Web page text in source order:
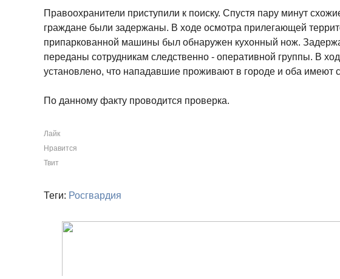
Правоохранители приступили к поиску. Спустя пару минут
граждане были задержаны. В ходе осмотра прилегающей
припаркованной машины был обнаружен кухонный нож.
переданы сотрудникам следственно - оперативной группы. В
установлено, что нападавшие проживают в городе и оба имеют
По данному факту проводится проверка.
Лайк
Нравится
Твит
Теги: Росгвардия